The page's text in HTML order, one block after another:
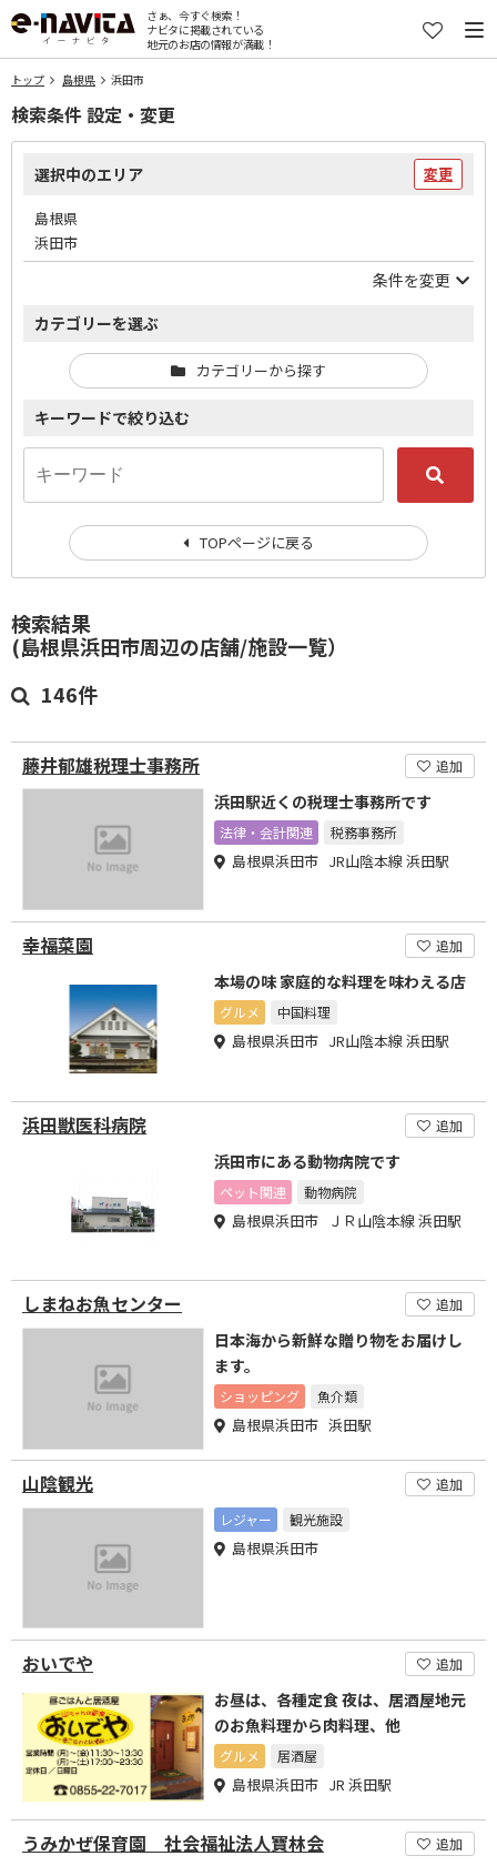
さぁ、今すぐ検索！
ナビタに掲載されている
地元のお店の情報が満載！
トップ 島根県 浜田市
検索結果
(島根県浜田市周辺の店舗/施設一覧）
146件
藤井郁雄税理士事務所 追加
浜田駅近くの税理士事務所です
法律・会計関連 税務事務所
島根県浜田市 JR山陰本線 浜田駅
幸福菜園 追加
本場の味 家庭的な料理を味わえる店
グルメ 中国料理
島根県浜田市 JR山陰本線 浜田駅
浜田獣医科病院 追加
浜田市にある動物病院です
ペット関連 動物病院
島根県浜田市 ＪＲ山陰本線 浜田駅
しまねお魚センター 追加
日本海から新鮮な贈り物をお届けし
ます。
ショッピング 魚介類
島根県浜田市 浜田駅
山陰観光
追加
レジャー
観光施設
島根県浜田市
おいでや 追加
お昼は、各種定食 夜は、居酒屋地元
のお魚料理から肉料理、他
グルメ 居酒屋
島根県浜田市 JR 浜田駅
うみかぜ保育園 社会福祉法人寶林会 追加
検索条件 設定・変更
選択中のエリア 変更
島根県
浜田市
条件を変更
カテゴリーを選ぶ
カテゴリーから探す
キーワードで絞り込む
TOPページに戻る